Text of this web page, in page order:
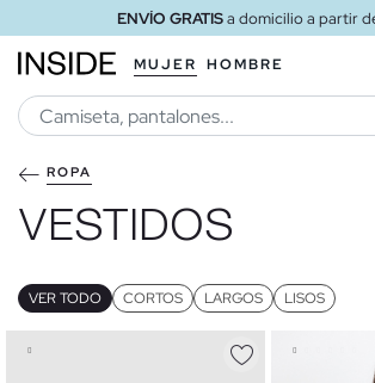
ENVÍO GRATISa tienda
MUJER HOMBRE
ROPA
VESTIDOS
VER TODO CORTOS LARGOS LISOS